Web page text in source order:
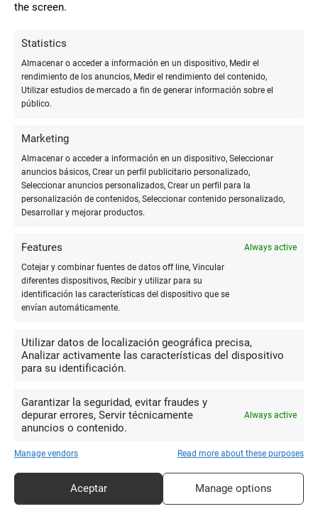
the screen.
Statistics
Almacenar o acceder a información en un dispositivo, Medir el
rendimiento de los anuncios, Medir el rendimiento del contenido,
Utilizar estudios de mercado a fin de generar información sobre el
público.
Marketing
Almacenar o acceder a información en un dispositivo, Seleccionar
anuncios básicos, Crear un perfil publicitario personalizado,
Seleccionar anuncios personalizados, Crear un perfil para la
personalización de contenidos, Seleccionar contenido personalizado,
Desarrollar y mejorar productos.
Features
Always active
Cotejar y combinar fuentes de datos off line, Vincular
diferentes dispositivos, Recibir y utilizar para su
identificación las características del dispositivo que se
envían automáticamente.
Utilizar datos de localización geográfica precisa,
Analizar activamente las características del dispositivo
para su identificación.
Garantizar la seguridad, evitar fraudes y
depurar errores, Servir técnicamente
anuncios o contenido.
Always active
Manage vendors Read more about these purposes
Aceptar Manage options
añadir una capa de profesionalismo y sofisticación a
## Conclusión
La impresión de alta calidad en color es un arte que requiere
no solo de una buena impresora sino también del papel
de absorción, puedes elegir entre una variedad de papeles,
como el couché, fotográfico, bond, y de arte, para encontrar el
que mejor se ajuste a tus necesidades. Recuerda siempre
considerar el propósito de tu impresión, el tipo de color que
deseas reproducir y la durabilidad requerida para asegurar
¡La calidad del papel puede realmente hacer la diferencia!
Más enBlog
Bolígrafos con Grip Antideslizante para
Mayor Comodidad